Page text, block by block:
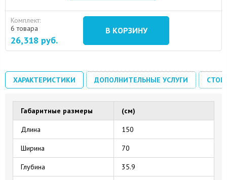
Комплект:
6 товара
26,318 руб.
В КОРЗИНУ
ХАРАКТЕРИСТИКИ ДОПОЛНИТЕЛЬНЫЕ УСЛУГИ
Габаритные размеры (см)
Длина 150
Ширина 70
Глубина 35.9